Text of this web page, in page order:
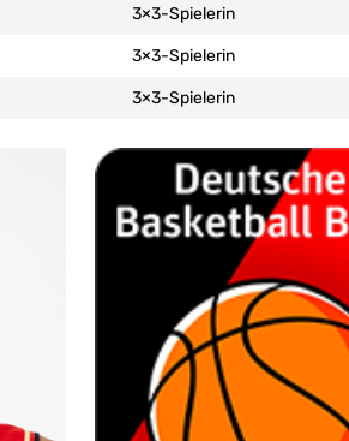
3×3-Spielerin
3×3-Spielerin
3×3-Spielerin